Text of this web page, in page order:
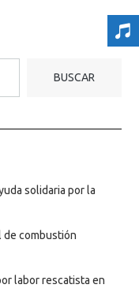
BUSCAR
solidaria por la
de combustión
labor rescatista en